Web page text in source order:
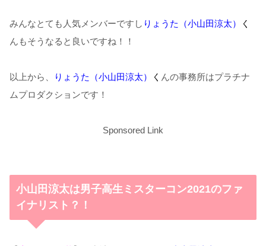
みんなとても人気メンバーですし りょうた（小山田涼太）
く
んもそうなると良いですね！！
以上から、 りょうた（小山田涼太） く んの事務所はプラチナ
ムプロダクションです！
Sponsored Link
小山田涼太は男子高生ミスターコン2021のファ
イナリスト？！